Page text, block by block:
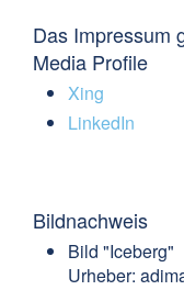
Das Impressum
Media Profile
Xing
LinkedIn
Bildnachweis
Bild "Iceberg"
Urheber: